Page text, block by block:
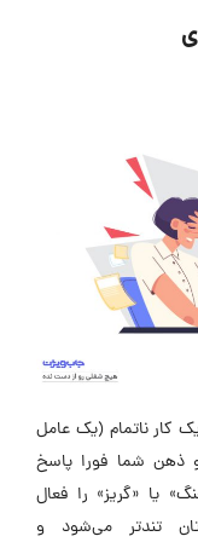
کار ناتمام (یک عامل
ذهن شما فورا پاسخ
یا «گریز» را فعال
تندتر می‌شود و